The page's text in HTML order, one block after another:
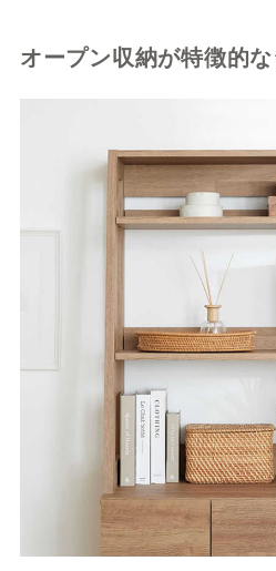
オープン収納が特徴的